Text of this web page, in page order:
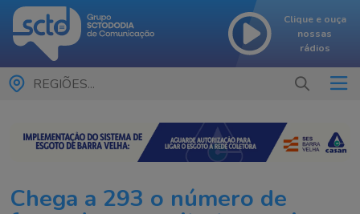
Clique e ouça
nossas
rádios
REGIÕES...
Chega a 293 o número de